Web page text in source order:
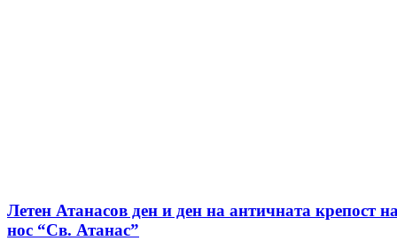
Летен Атанасов ден и ден на античната крепост
нос “Св. Атанас”